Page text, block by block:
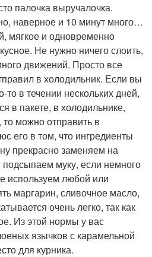
палочка выручалочка.
наверное и 10 минут много…
мягкое и одновременно
Не нужно ничего слоить,
движений. Просто все
в холодильник. Если вы
то в течении нескольких дней,
в пакете, в холодильнике,
можно отправить в
его в том, что ингредиенты
прекрасно заменяем на
муку, если немного
используем любой или
маргарин, сливочное масло,
очень легко, так как
Из этой нормы у вас
язычков с карамельной
для курника.